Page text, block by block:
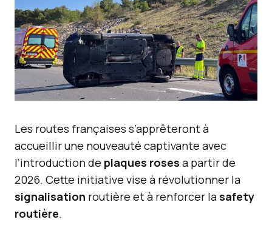
Les routes françaises s’apprêteront à
accueillir une nouveauté captivante avec
l’introduction de plaques roses a partir de
2026. Cette initiative vise à révolutionner la
signalisation routière et à renforcer la safety
routière.